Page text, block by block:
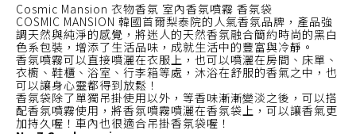
Cosmic Mansion 衣物香氛 室內香氛噴霧 香氛袋
COSMIC MANSION 韓國首爾梨泰院的人氣香氛品牌，產品強
調天然與純淨的感覺，將迷人的天然香氛融合簡約時尚的黑白
色系包裝，增添了生活品味，成就生活中的豐富與冷靜。
香氛噴霧可以直接噴灑在衣服上，也可以噴灑在房間、床單、
衣櫥、鞋櫃、浴室、行李箱等處，沐浴在舒服的香氣之中，也
可以讓身心靈都得到放鬆！
香氛袋除了單獨吊掛使用以外，等香味漸漸變淡之後，可以搭
配香氛噴霧使用，將香氛噴霧噴灑在香氛袋上，可以讓香氣更
加持久喔！車內也很適合吊掛香氛袋喔！